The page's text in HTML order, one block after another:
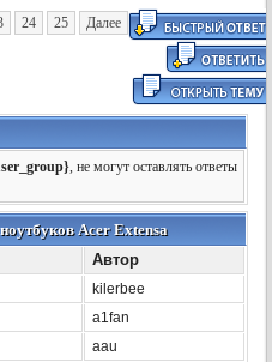
24 25 Далее
, не могут оставлять ответы
Acer Extensa
Автор
kilerbee
a1fan
aau